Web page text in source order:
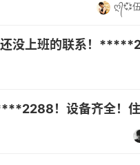
ღ᭄💞
还没上班的联系！
！设备齐全！